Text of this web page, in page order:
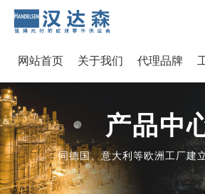
网站首页 关于我们 代理品牌
产品中
同德国、意大利等欧洲工厂建